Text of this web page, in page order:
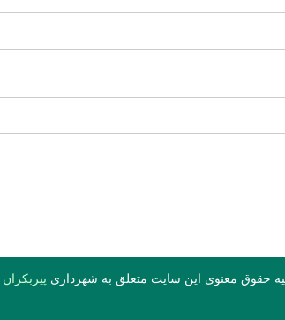
حقوق معنوی این سایت متعلق به شهرداری پیربکران